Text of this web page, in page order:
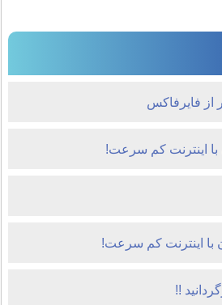
!!